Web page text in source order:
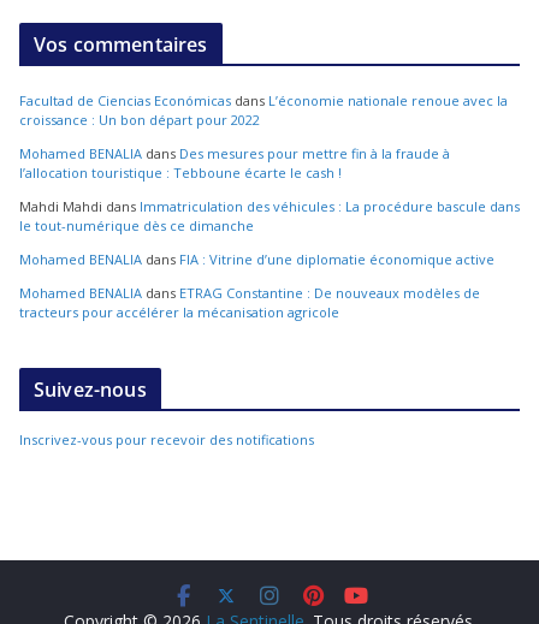
Vos commentaires
Facultad de Ciencias Económicas dans L’économie nationale renoue avec la
croissance : Un bon départ pour 2022
Mohamed BENALIA dans Des mesures pour mettre fin à la fraude à
l’allocation touristique : Tebboune écarte le cash !
Mahdi Mahdi dans Immatriculation des véhicules : La procédure bascule dans
le tout-numérique dès ce dimanche
Mohamed BENALIA dans FIA : Vitrine d’une diplomatie économique active
Mohamed BENALIA dans ETRAG Constantine : De nouveaux modèles de
tracteurs pour accélérer la mécanisation agricole
Suivez-nous
Inscrivez-vous pour recevoir des notifications